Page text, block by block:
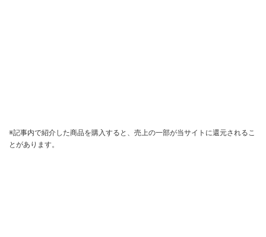
※記事内で紹介した商品を購入すると、売上の一部が当サイトに還元されるこ
とがあります。